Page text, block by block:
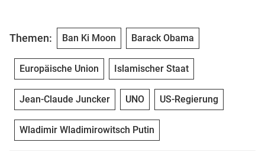
Themen: Ban Ki Moon Barack Obama
Europäische Union Islamischer Staat
Jean-Claude Juncker UNO US-Regierung
Wladimir Wladimirowitsch Putin